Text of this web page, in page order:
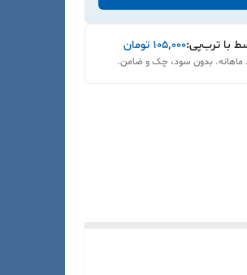
با ترب‌پی:۱۰۵٬۰۰۰ تومان